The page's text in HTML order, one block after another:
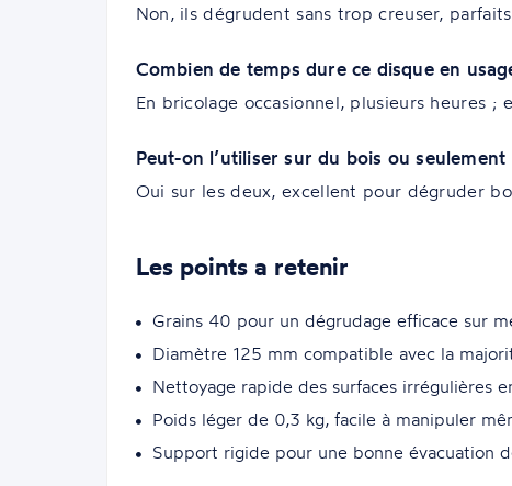
Non, ils dégrudent sans trop creuser,
Combien de temps dure ce disque en
En bricolage occasionnel, plusieurs heures
Peut-on l’utiliser sur du bois ou seulement
Oui sur les deux, excellent pour dégruder
Les points a retenir
Grains 40 pour un dégrudage efficace sur
Diamètre 125 mm compatible avec la
Nettoyage rapide des surfaces irrégulières
Poids léger de 0,3 kg, facile à manipuler
Support rigide pour une bonne évacuation